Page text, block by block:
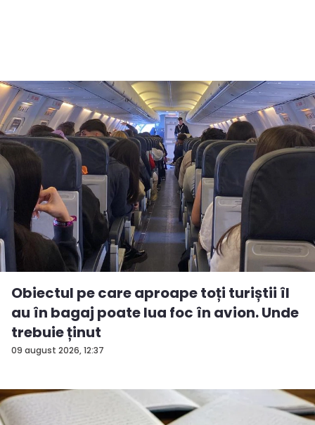
09 august 2026, 12:37
Obiectul pe care aproape toți turiștii îl
au în bagaj poate lua foc în avion. Unde
trebuie ținut